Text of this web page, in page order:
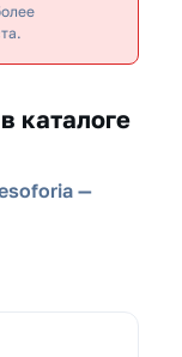
каталоге
—